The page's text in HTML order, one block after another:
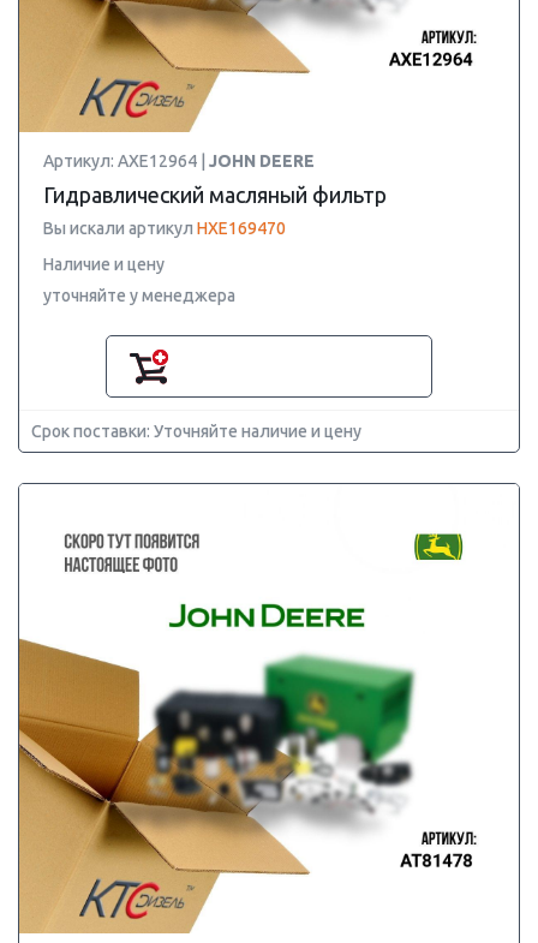
Артикул: AXE12964 | JOHN DEERE
Гидравлический масляный фильтр
Вы искали артикул HXE169470
Наличие и цену
уточняйте у менеджера
Срок поставки: Уточняйте наличие и цену